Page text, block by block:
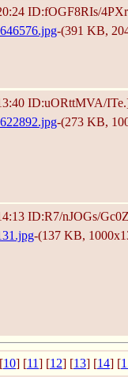
ID:fOGF8RIs/
-(391 KB,
ID:uORttMVA/
-(273 KB,
ID:R7/nJOGs/
-(137 KB,
10] [11] [12] [13] [14] [